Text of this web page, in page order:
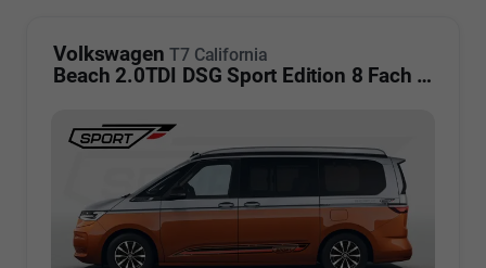
Volkswagen T7 California
Beach 2.0TDI DSG Sport Edition 8 Fach GV5 Elegance+